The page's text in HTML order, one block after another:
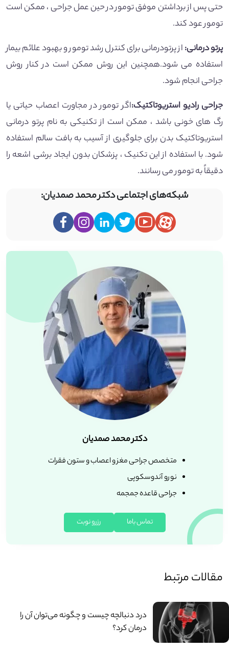
دکتر محمد صمدیان
متخصص جراحی مغز و اعصاب و ستون فقرات
نورو آندوسکوپی
جراحی قاعده جمجمه
تماس باما رزرو نوبت
مقالات مرتبط
درد دنبالچه چیست و چگونه می‌توان آن را
درمان کرد؟
حتی پس از برداشتن موفق تومور در حین عمل جراحی ، ممکن است
تومور عود کند.
پرتو درمانی:از پرتودرمانی برای کنترل رشد تومور و بهبود علائم بیمار
استفاده می شود.همچنین این روش ممکن است در کنار روش
جراحی انجام شود.
جراحی رادیو استریوتاکتیک:اگر تومور در مجاورت اعصاب حیاتی یا
رگ های خونی باشد ، ممکن است از تکنیکی به نام پرتو درمانی
استریوتاکتیک بدن برای جلوگیری از آسیب به بافت سالم استفاده
شود. با استفاده از این تکنیک ، پزشکان بدون ایجاد برشی اشعه را
دقیقاً به تومور می رسانند.
شبکه‌های اجتماعی دکتر محمد صمدیان: